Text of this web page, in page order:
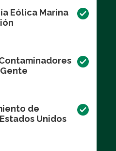
Eólica Marina
de
Unidos